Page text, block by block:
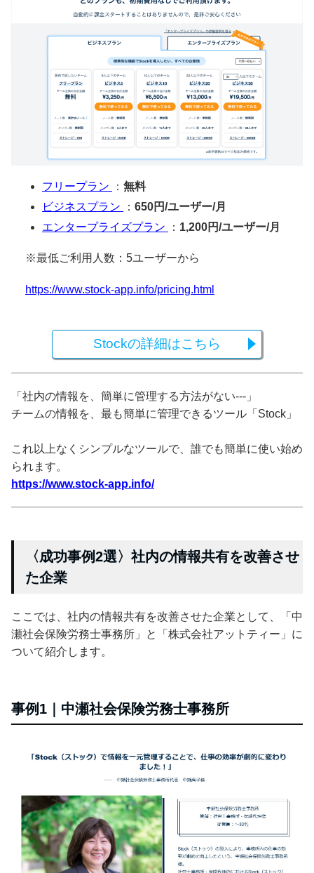
フリープラン ： 無料
ビジネスプラン
： 650円/ユーザー/月
エンタープライズプラン
： 1,200円/ユーザー/月
※最低ご利用人数：5ユーザーから
https://www.stock-app.info/pricing.html
Stockの詳細はこちら
「社内の情報を、簡単に管理する方法がない---」
チームの情報を、最も簡単に管理できるツール「Stock」
これ以上なくシンプルなツールで、誰でも簡単に使い始め
られます。
https://www.stock-app.info/
〈成功事例2選〉社内の情報共有を改善させ
た企業
ここでは、社内の情報共有を改善させた企業として、「中
瀬社会保険労務士事務所」と「株式会社アットティー」に
ついて紹介します。
事例1｜中瀬社会保険労務士事務所